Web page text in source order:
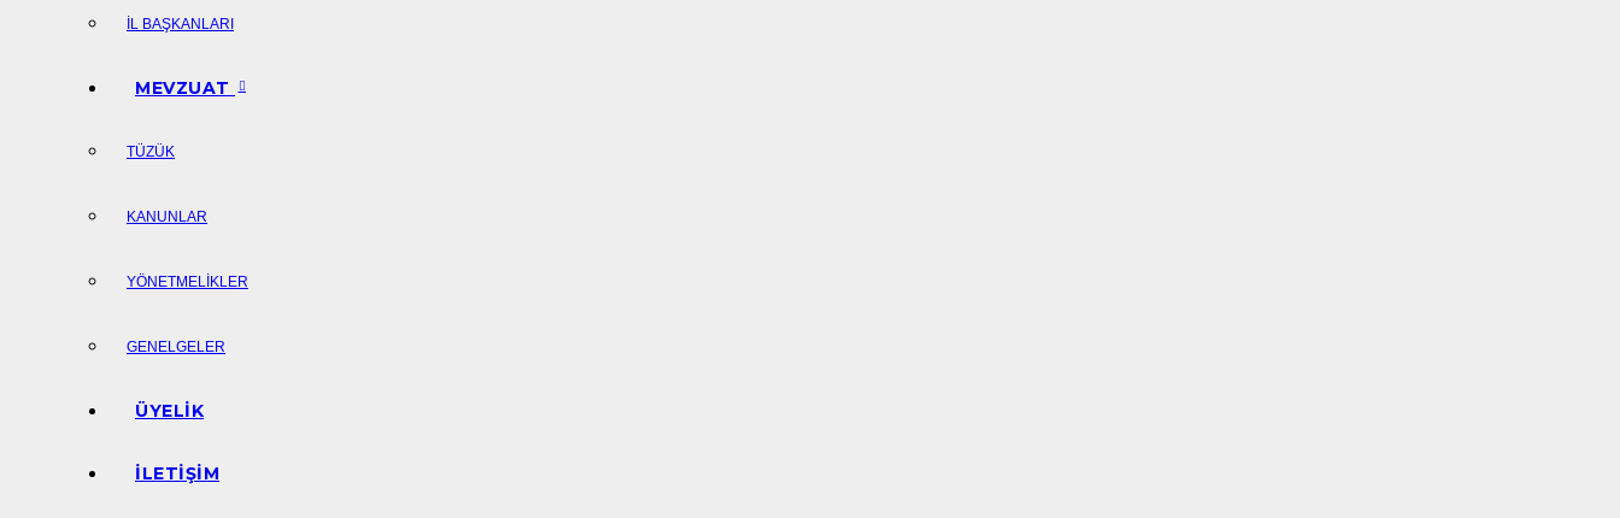
İL BAŞKANLARI
MEVZUAT
TÜZÜK
KANUNLAR
YÖNETMELIKLER
GENELGELER
ÜYELIK
İLETIŞIM